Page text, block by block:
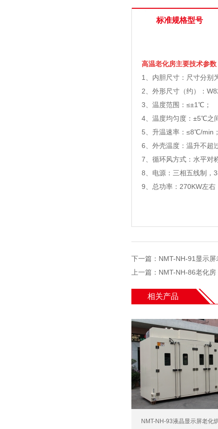
标准规格型号
高温老化房主要技术参数
1、内胆尺寸：尺寸分别
2、外形尺寸（约）：
3、温度范围：≤±1℃；
4、温度均匀度：±5℃之
5、升温速率：≤8℃/min
6、外壳温度：温升不超
7、循环风方式：水平对
8、电源：三相五线制，
9、总功率：270KW左右
下一篇 ： NMT-NH-91显示
上一篇 ： NMT-NH-86老化房
相关产品
NMT-NH-93液晶显示屏老化